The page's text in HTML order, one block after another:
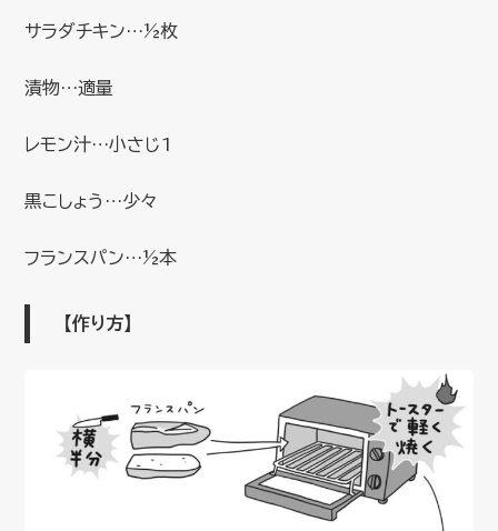
サラダチキン…½枚
漬物…適量
レモン汁…小さじ1
黒こしょう…少々
フランスパン…½本
【作り方】